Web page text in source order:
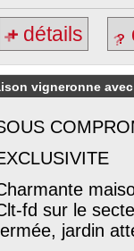
détails
vigneronne
fd sur le
jardin